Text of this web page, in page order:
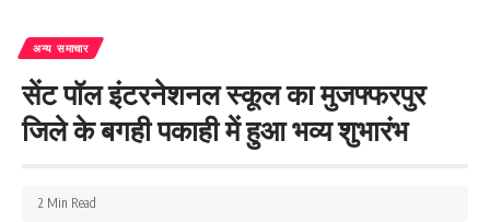
अन्य समाचार
सेंट पॉल इंटरनेशनल स्कूल का मुजफ्फरपुर
जिले के बगही पकाही में हुआ भव्य शुभारंभ
2 Min Read